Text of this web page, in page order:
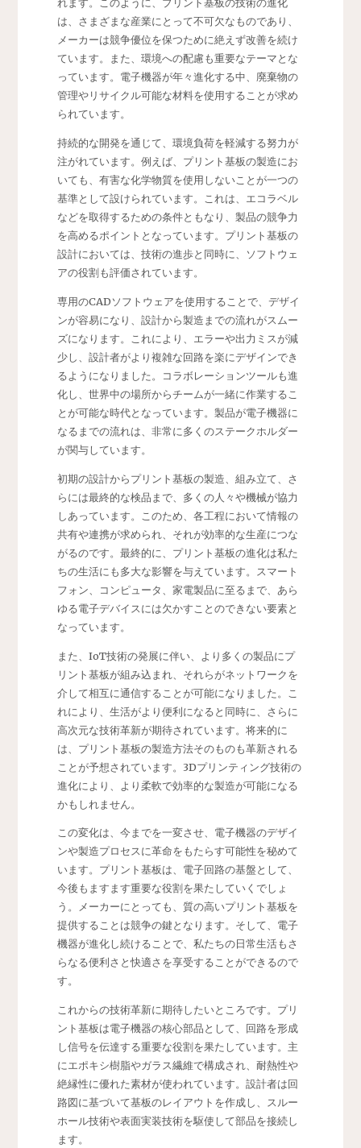
れます。このように、プリント基板の技術の進化
は、さまざまな産業にとって不可欠なものであり、
メーカーは競争優位を保つために絶えず改善を続け
ています。また、環境への配慮も重要なテーマとな
っています。電子機器が年々進化する中、廃棄物の
管理やリサイクル可能な材料を使用することが求め
られています。
持続的な開発を通じて、環境負荷を軽減する努力が
注がれています。例えば、プリント基板の製造にお
いても、有害な化学物質を使用しないことが一つの
基準として設けられています。これは、エコラベル
などを取得するための条件ともなり、製品の競争力
を高めるポイントとなっています。プリント基板の
設計においては、技術の進歩と同時に、ソフトウェ
アの役割も評価されています。
専用のCADソフトウェアを使用することで、デザイ
ンが容易になり、設計から製造までの流れがスムー
ズになります。これにより、エラーや出力ミスが減
少し、設計者がより複雑な回路を楽にデザインでき
るようになりました。コラボレーションツールも進
化し、世界中の場所からチームが一緒に作業するこ
とが可能な時代となっています。製品が電子機器に
なるまでの流れは、非常に多くのステークホルダー
が関与しています。
初期の設計からプリント基板の製造、組み立て、さ
らには最終的な検品まで、多くの人々や機械が協力
しあっています。このため、各工程において情報の
共有や連携が求められ、それが効率的な生産につな
がるのです。最終的に、プリント基板の進化は私た
ちの生活にも多大な影響を与えています。スマート
フォン、コンピュータ、家電製品に至るまで、あら
ゆる電子デバイスには欠かすことのできない要素と
なっています。
また、IoT技術の発展に伴い、より多くの製品にプ
リント基板が組み込まれ、それらがネットワークを
介して相互に通信することが可能になりました。こ
れにより、生活がより便利になると同時に、さらに
高次元な技術革新が期待されています。将来的に
は、プリント基板の製造方法そのものも革新される
ことが予想されています。3Dプリンティング技術の
進化により、より柔軟で効率的な製造が可能になる
かもしれません。
この変化は、今までを一変させ、電子機器のデザイ
ンや製造プロセスに革命をもたらす可能性を秘めて
います。プリント基板は、電子回路の基盤として、
今後もますます重要な役割を果たしていくでしょ
う。メーカーにとっても、質の高いプリント基板を
提供することは競争の鍵となります。そして、電子
機器が進化し続けることで、私たちの日常生活もさ
らなる便利さと快適さを享受することができるので
す。
これからの技術革新に期待したいところです。プリ
ント基板は電子機器の核心部品として、回路を形成
し信号を伝達する重要な役割を果たしています。主
にエポキシ樹脂やガラス繊維で構成され、耐熱性や
絶縁性に優れた素材が使われています。設計者は回
路図に基づいて基板のレイアウトを作成し、スルー
ホール技術や表面実装技術を駆使して部品を接続し
ます。